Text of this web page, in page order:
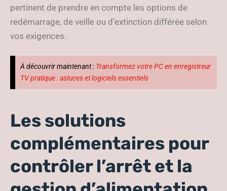
pertinent de prendre en compte les options de
redémarrage, de veille ou d’extinction différée selon
vos exigences.
À découvrir maintenant : Transformez votre PC en enregistreur
TV pratique : astuces et logiciels essentiels
Les solutions
complémentaires pour
contrôler l’arrêt et la